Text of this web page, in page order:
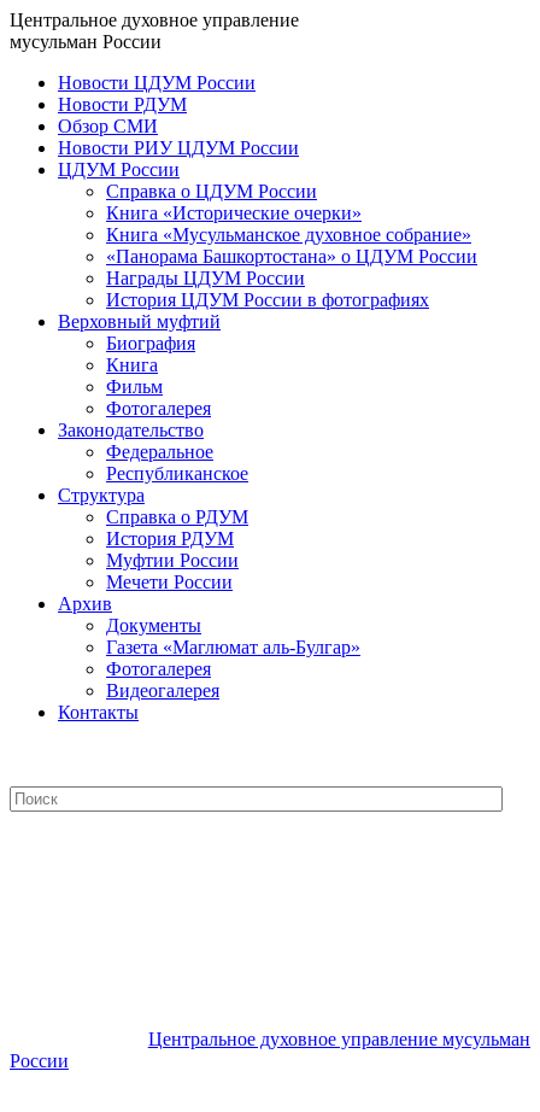
Центральное духовное управление
мусульман России
Новости ЦДУМ России
Новости РДУМ
Обзор СМИ
Новости РИУ ЦДУМ России
ЦДУМ России
Справка о ЦДУМ России
Книга «Исторические очерки»
Книга «Мусульманское духовное собрание»
«Панорама Башкортостана» о ЦДУМ России
Награды ЦДУМ России
История ЦДУМ России в фотографиях
Верховный муфтий
Биография
Книга
Фильм
Фотогалерея
Законодательство
Федеральное
Республиканское
Структура
Справка о РДУМ
История РДУМ
Муфтии России
Мечети России
Архив
Документы
Газета «Маглюмат аль-Булгар»
Фотогалерея
Видеогалерея
Контакты
Центральное духовное управление мусульман
России